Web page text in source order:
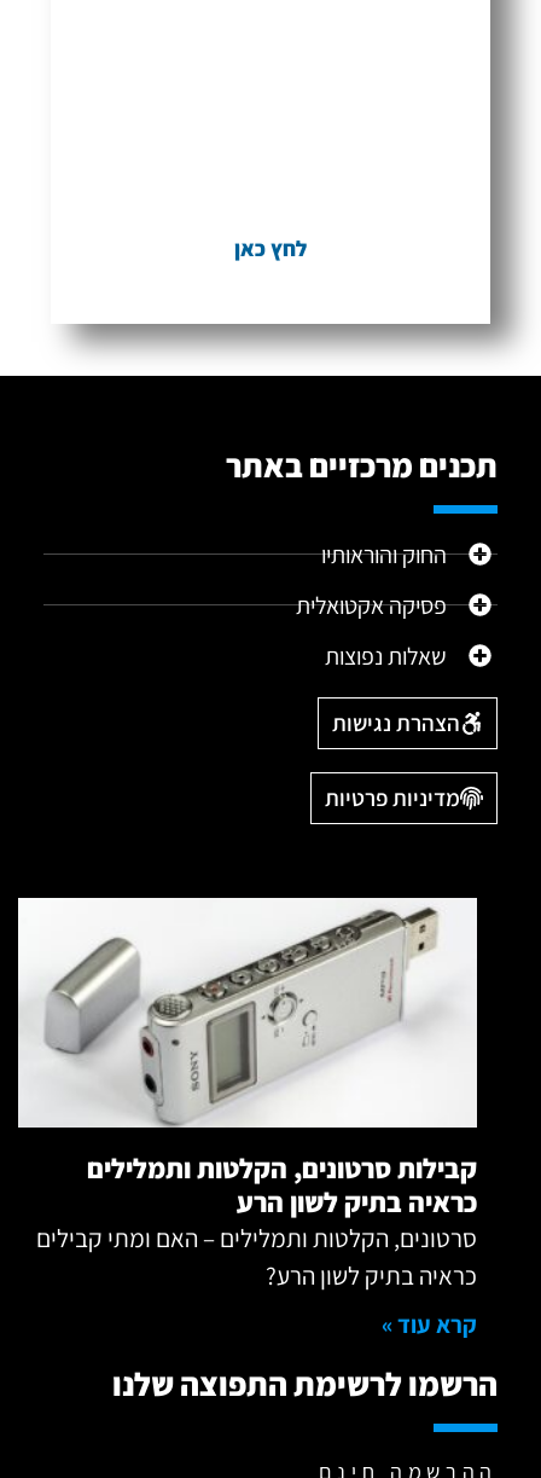
לחץ כאן
תכנים מרכזיים באתר
החוק והוראותיו
פסיקה אקטואלית
שאלות נפוצות
הצהרת נגישות
מדיניות פרטיות
קבילות סרטונים, הקלטות ותמלילים
כראיה בתיק לשון הרע
סרטונים, הקלטות ותמלילים – האם ומתי קבילים
כראיה בתיק לשון הרע?
קרא עוד »
הרשמו לרשימת התפוצה שלנו
ההרשמה חינם